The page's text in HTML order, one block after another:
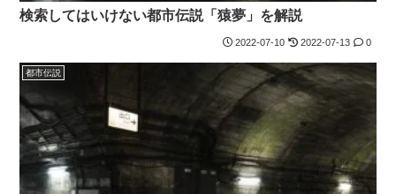
検索してはいけない都市伝説「猿夢」を解説
2022-07-10 2022-07-13 0
都市伝説